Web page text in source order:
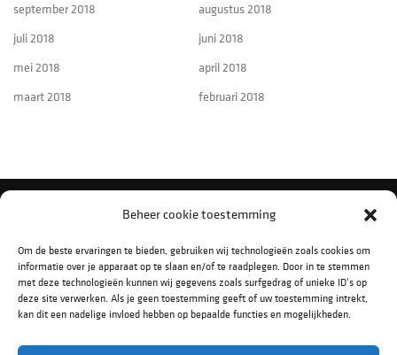
Beheer cookie toestemming
Om de beste ervaringen te bieden, gebruiken wij technologieën zoals cookies om
informatie over je apparaat op te slaan en/of te raadplegen. Door in te stemmen
met deze technologieën kunnen wij gegevens zoals surfgedrag of unieke ID's op
deze site verwerken. Als je geen toestemming geeft of uw toestemming intrekt,
kan dit een nadelige invloed hebben op bepaalde functies en mogelijkheden.
september 2018
augustus 2018
juli 2018
juni 2018
mei 2018
april 2018
maart 2018
februari 2018
VOLG ONS OP SOCIAL MEDIA